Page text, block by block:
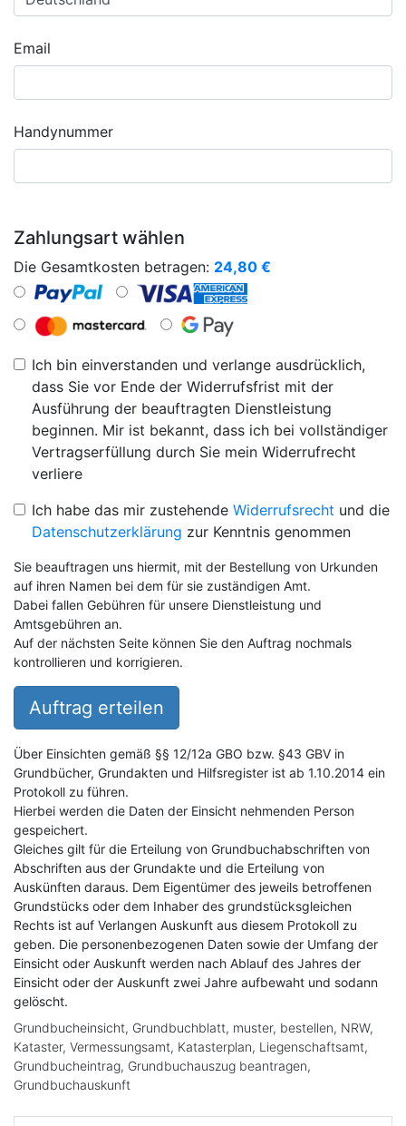
Email
Handynummer
Zahlungsart wählen
Die Gesamtkosten betragen: 24,80 €
Ich bin einverstanden und verlange ausdrücklich,
dass Sie vor Ende der Widerrufsfrist mit der
Ausführung der beauftragten Dienstleistung
beginnen. Mir ist bekannt, dass ich bei vollständiger
Vertragserfüllung durch Sie mein Widerrufrecht
verliere
Ich habe das mir zustehende Widerrufsrecht und die
Datenschutzerklärung zur Kenntnis genommen
Sie beauftragen uns hiermit, mit der Bestellung von Urkunden
auf ihren Namen bei dem für sie zuständigen Amt.
Dabei fallen Gebühren für unsere Dienstleistung und
Amtsgebühren an.
Auf der nächsten Seite können Sie den Auftrag nochmals
kontrollieren und korrigieren.
Auftrag erteilen
Über Einsichten gemäß §§ 12/12a GBO bzw. §43 GBV in
Grundbücher, Grundakten und Hilfsregister ist ab 1.10.2014 ein
Protokoll zu führen.
Hierbei werden die Daten der Einsicht nehmenden Person
gespeichert.
Gleiches gilt für die Erteilung von Grundbuchabschriften von
Abschriften aus der Grundakte und die Erteilung von
Auskünften daraus. Dem Eigentümer des jeweils betroffenen
Grundstücks oder dem Inhaber des grundstücksgleichen
Rechts ist auf Verlangen Auskunft aus diesem Protokoll zu
geben. Die personenbezogenen Daten sowie der Umfang der
Einsicht oder Auskunft werden nach Ablauf des Jahres der
Einsicht oder der Auskunft zwei Jahre aufbewaht und sodann
gelöscht.
Grundbucheinsicht, Grundbuchblatt, muster, bestellen, NRW,
Kataster, Vermessungsamt, Katasterplan, Liegenschaftsamt,
Grundbucheintrag, Grundbuchauszug beantragen,
Grundbuchauskunft